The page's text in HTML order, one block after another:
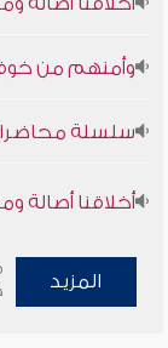
سلسلة محاضرات
المزيد